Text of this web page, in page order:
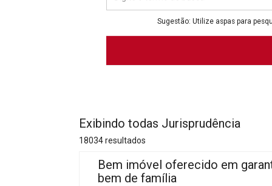
Sugestão: Utilize aspas para
Exibindo todas Jurisprudência
18034 resultados
Bem imóvel oferecido em
bem de família